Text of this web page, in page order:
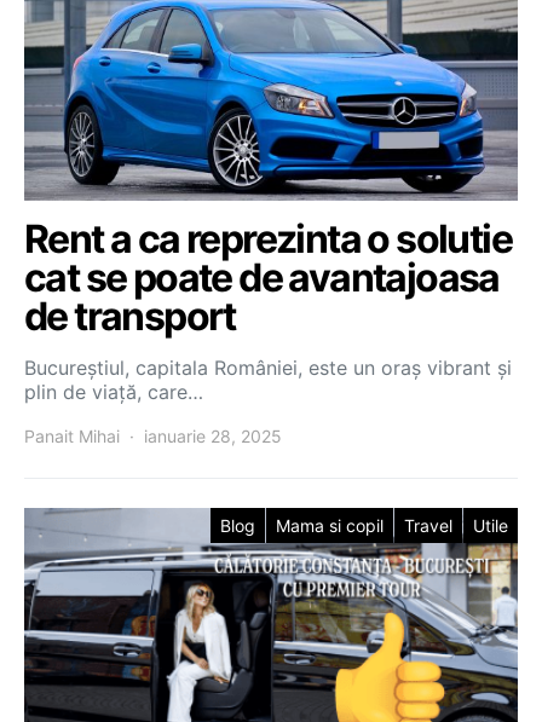
Rent a ca reprezinta o solutie
cat se poate de avantajoasa
de transport
Bucureștiul, capitala României, este un oraș vibrant și
plin de viață, care…
Panait Mihai ianuarie 28, 2025
Blog Mama si copil Travel Utile